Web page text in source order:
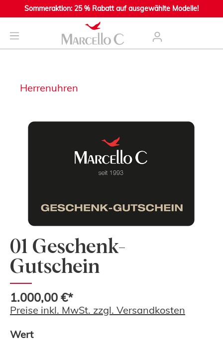
springen
Sommeraktion: 25 % Rabatt auf ausgewählte Modelle!
Herrenuhren
01 Geschenk-
Gutschein
1.000,00 €*
Preise inkl. MwSt. zzgl. Versandkosten
Wert